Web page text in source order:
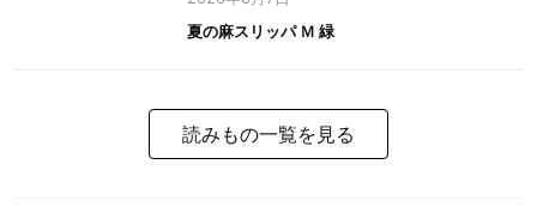
夏の麻スリッパ Ｍ 緑
読みもの一覧を見る